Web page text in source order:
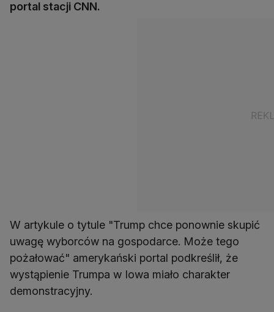
portal stacji CNN.
W artykule o tytule "Trump chce ponownie skupić
uwagę wyborców na gospodarce. Może tego
pożałować" amerykański portal podkreślił, że
wystąpienie Trumpa w Iowa miało charakter
demonstracyjny.